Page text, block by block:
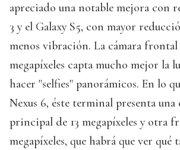
apreciado una notable mejora con
3 y el Galaxy S5, con mayor
menos vibración. La cámara frontal
megapíxeles capta mucho mejor la
hacer "selfies" panorámicos. En lo
Nexus 6, éste terminal presenta una
principal de 13 megapíxeles y otra
megapíxeles, que habrá que ver qué